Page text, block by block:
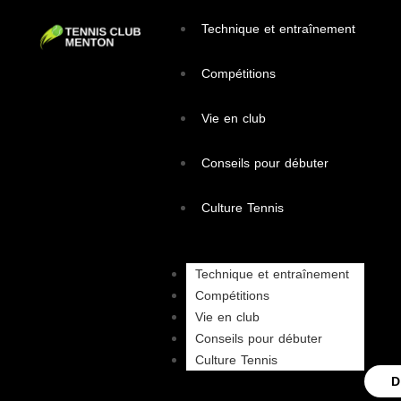
Technique et entraînement
Compétitions
Vie en club
Conseils pour débuter
Culture Tennis
Technique et entraînement
Compétitions
Vie en club
Conseils pour débuter
Culture Tennis